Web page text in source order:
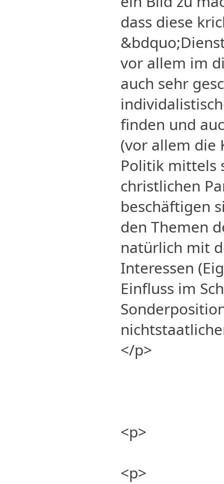
dass diese
vor allem im
auch sehr
finden und
(vor allem die
Politik mittels
christlichen
beschäftigen
den Themen
natürlich mit
Interessen
Einfluss im
</p>
<p>
<p>